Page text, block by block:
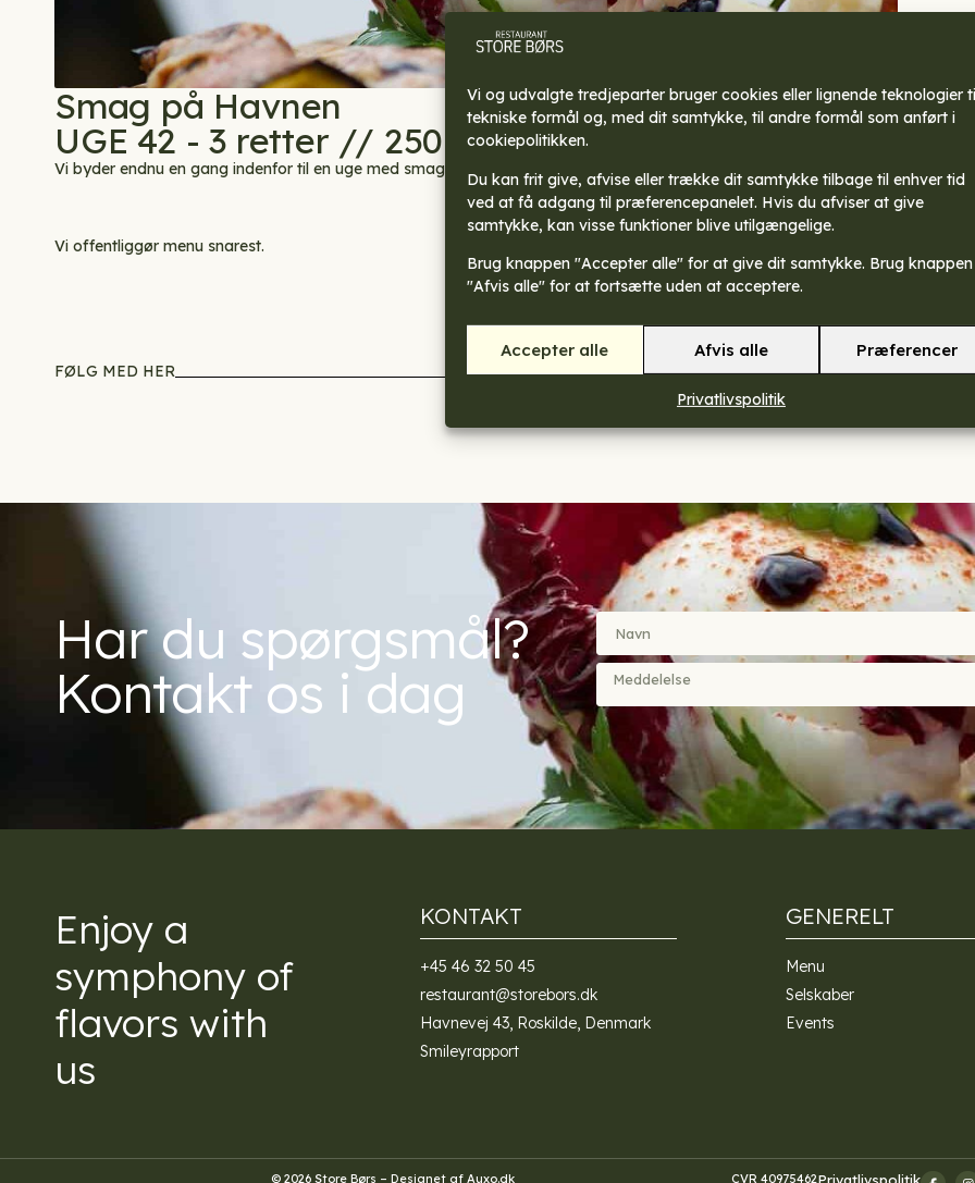
Vi og udvalgte tredjeparter bruger cookies eller lignende teknologier
tekniske formål og, med dit samtykke, til andre formål som anført i
cookiepolitikken.
Du kan frit give, afvise eller trække dit samtykke tilbage til enhver tid
ved at få adgang til præferencepanelet. Hvis du afviser at give
samtykke, kan visse funktioner blive utilgængelige.
Brug knappen "Accepter alle" for at give dit samtykke. Brug knappen
"Afvis alle" for at fortsætte uden at acceptere.
Accepter alle Afvis alle Præferencer
Privatlivspolitik
Smag på Havnen
UGE 42 - 3 retter // 250 kr.
Vi byder endnu en gang indenfor til en uge med smagfulde retter til små penge.
Vi offentliggør menu snarest.
FØLG MED HER
Har du spørgsmål?
Kontakt os i dag Alternative:
Enjoy a
symphony of
flavors with
us
KONTAKT
+45 46 32 50 45
restaurant@storebors.dk
Havnevej 43, Roskilde, Denmark
Smileyrapport
GENERELT
Menu
Selskaber
Events
© 2026 Store Børs – Designet af Auxo.dk CVR 40975462